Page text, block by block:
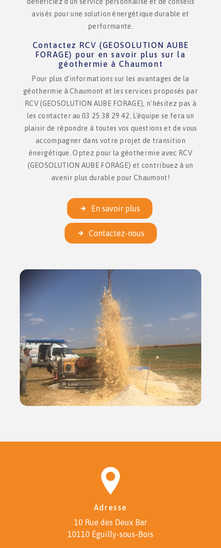
avisés pour une solution énergétique durable et
performante.
Contactez RCV (GEOSOLUTION AUBE
FORAGE) pour en savoir plus sur la
géothermie à Chaumont
Pour plus d'informations sur les avantages de la
géothermie à Chaumont et les services proposés par
RCV (GEOSOLUTION AUBE FORAGE), n'hésitez pas à
les contacter au 03 25 38 29 42. L'équipe se fera un
plaisir de répondre à toutes vos questions et de vous
accompagner dans votre projet de transition
énergétique. Optez pour la géothermie avec RCV
(GEOSOLUTION AUBE FORAGE) et contribuez à un
avenir plus durable pour Chaumont!
En savoir plus
Contactez-nous
Adresse
10 Rue des Deux Bar
10110 Éguilly-sous-Bois